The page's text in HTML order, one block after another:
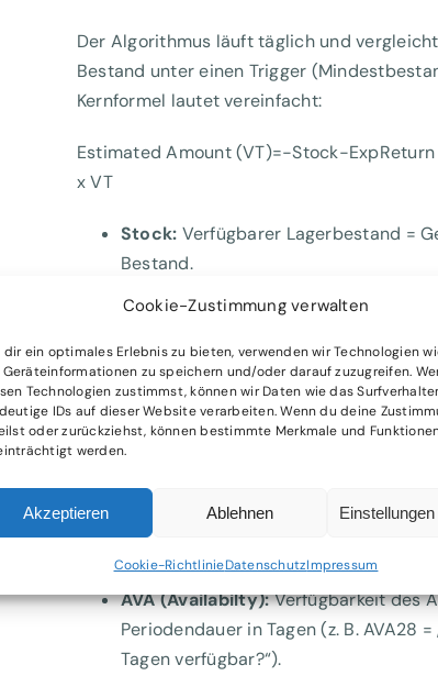
Cookie-Zustimmung verwalten
dir ein optimales Erlebnis zu bieten, verwenden wir Technologien
Geräteinformationen zu speichern und/oder darauf zuzugreifen.
Technologien zustimmst, können wir Daten wie das
IDs auf dieser Website verarbeiten. Wenn du deine
oder zurückziehst, können bestimmte Merkmale und
werden.
Akzeptieren Ablehnen
Cookie-RichtlinieDatenschutzImpressum
Der Algorithmus läuft täglich und
Bestand unter einen Trigger
Kernformel lautet vereinfacht:
Estimated Amount
x VT
Stock: Verfügbarer Lagerbestand =
Bestand.
Gewichtete
Demand-Based Sales Prediction:
Datenqualität (siehe unten).
VT (Vorhaltezeit):Die Anzahl der
Der zentrale Teil ist die Demand-Based
SPDA (Sales per Day Available):
SPDA28 = „Wie viele Verkäufe
verfügbar war?“).
AVA (Availabilty):Verfügbarkeit des
Periodendauer in Tagen (z. B. AVA28
Tagen verfügbar?“).